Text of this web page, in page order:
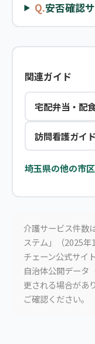
Q.安否確認
関連ガイド
宅配弁当・配
訪問看護ガイド
埼玉県の他の市
介護サービス件数
ステム」（2025
チェーン公式サイ
自治体公開データ
更される場合があ
ご確認ください。